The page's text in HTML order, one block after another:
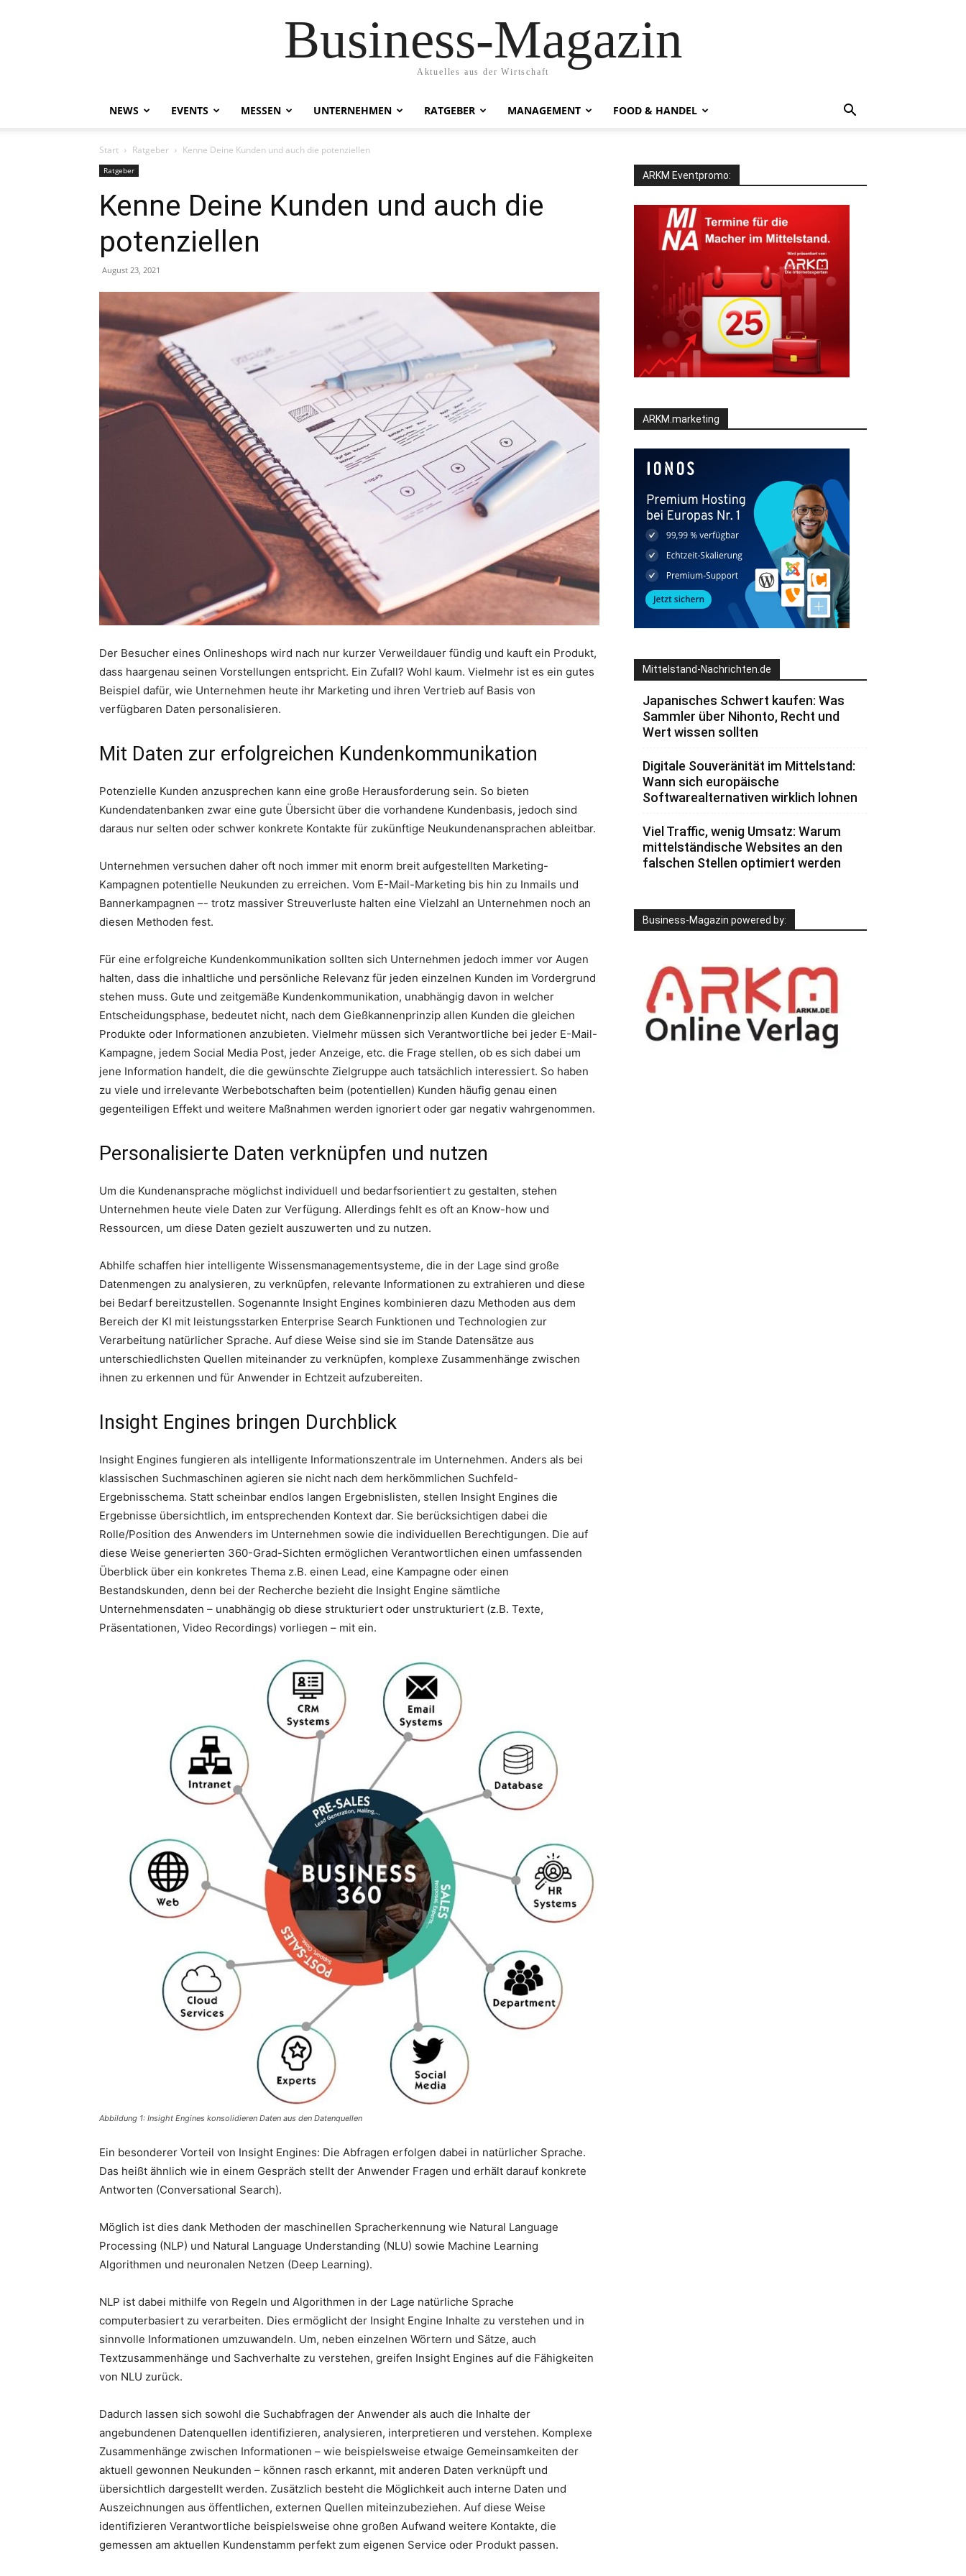
Business-Magazin
Aktuelles aus der Wirtschaft
NEWS EVENTS MESSEN UNTERNEHMEN RATGEBER MANAGEMENT FOOD & HANDEL
Start Ratgeber Kenne Deine Kunden und auch die potenziellen
Ratgeber
Kenne Deine Kunden und auch die
potenziellen
August 23, 2021
Der Besucher eines Onlineshops wird nach nur kurzer Verweildauer fündig und kauft ein Produkt,
dass haargenau seinen Vorstellungen entspricht. Ein Zufall? Wohl kaum. Vielmehr ist es ein gutes
Beispiel dafür, wie Unternehmen heute ihr Marketing und ihren Vertrieb auf Basis von
verfügbaren Daten personalisieren.
Mit Daten zur erfolgreichen Kundenkommunikation
Potenzielle Kunden anzusprechen kann eine große Herausforderung sein. So bieten
Kundendatenbanken zwar eine gute Übersicht über die vorhandene Kundenbasis, jedoch sind
daraus nur selten oder schwer konkrete Kontakte für zukünftige Neukundenansprachen ableitbar.
Unternehmen versuchen daher oft noch immer mit enorm breit aufgestellten Marketing-
Kampagnen potentielle Neukunden zu erreichen. Vom E-Mail-Marketing bis hin zu Inmails und
Bannerkampagnen –- trotz massiver Streuverluste halten eine Vielzahl an Unternehmen noch an
diesen Methoden fest.
Für eine erfolgreiche Kundenkommunikation sollten sich Unternehmen jedoch immer vor Augen
halten, dass die inhaltliche und persönliche Relevanz für jeden einzelnen Kunden im Vordergrund
stehen muss. Gute und zeitgemäße Kundenkommunikation, unabhängig davon in welcher
Entscheidungsphase, bedeutet nicht, nach dem Gießkannenprinzip allen Kunden die gleichen
Produkte oder Informationen anzubieten. Vielmehr müssen sich Verantwortliche bei jeder E-Mail-
Kampagne, jedem Social Media Post, jeder Anzeige, etc. die Frage stellen, ob es sich dabei um
jene Information handelt, die die gewünschte Zielgruppe auch tatsächlich interessiert. So haben
zu viele und irrelevante Werbebotschaften beim (potentiellen) Kunden häufig genau einen
gegenteiligen Effekt und weitere Maßnahmen werden ignoriert oder gar negativ wahrgenommen.
Personalisierte Daten verknüpfen und nutzen
Um die Kundenansprache möglichst individuell und bedarfsorientiert zu gestalten, stehen
Unternehmen heute viele Daten zur Verfügung. Allerdings fehlt es oft an Know-how und
Ressourcen, um diese Daten gezielt auszuwerten und zu nutzen.
Abhilfe schaffen hier intelligente Wissensmanagementsysteme, die in der Lage sind große
Datenmengen zu analysieren, zu verknüpfen, relevante Informationen zu extrahieren und diese
bei Bedarf bereitzustellen. Sogenannte Insight Engines kombinieren dazu Methoden aus dem
Bereich der KI mit leistungsstarken Enterprise Search Funktionen und Technologien zur
Verarbeitung natürlicher Sprache. Auf diese Weise sind sie im Stande Datensätze aus
unterschiedlichsten Quellen miteinander zu verknüpfen, komplexe Zusammenhänge zwischen
ihnen zu erkennen und für Anwender in Echtzeit aufzubereiten.
Insight Engines bringen Durchblick
Insight Engines fungieren als intelligente Informationszentrale im Unternehmen. Anders als bei
klassischen Suchmaschinen agieren sie nicht nach dem herkömmlichen Suchfeld-
Ergebnisschema. Statt scheinbar endlos langen Ergebnislisten, stellen Insight Engines die
Ergebnisse übersichtlich, im entsprechenden Kontext dar. Sie berücksichtigen dabei die
Rolle/Position des Anwenders im Unternehmen sowie die individuellen Berechtigungen. Die auf
diese Weise generierten 360-Grad-Sichten ermöglichen Verantwortlichen einen umfassenden
Überblick über ein konkretes Thema z.B. einen Lead, eine Kampagne oder einen
Bestandskunden, denn bei der Recherche bezieht die Insight Engine sämtliche
Unternehmensdaten – unabhängig ob diese strukturiert oder unstrukturiert (z.B. Texte,
Präsentationen, Video Recordings) vorliegen – mit ein.
Abbildung 1: Insight Engines konsolidieren Daten aus den Datenquellen
Ein besonderer Vorteil von Insight Engines: Die Abfragen erfolgen dabei in natürlicher Sprache.
Das heißt ähnlich wie in einem Gespräch stellt der Anwender Fragen und erhält darauf konkrete
Antworten (Conversational Search).
Möglich ist dies dank Methoden der maschinellen Spracherkennung wie Natural Language
Processing (NLP) und Natural Language Understanding (NLU) sowie Machine Learning
Algorithmen und neuronalen Netzen (Deep Learning).
NLP ist dabei mithilfe von Regeln und Algorithmen in der Lage natürliche Sprache
computerbasiert zu verarbeiten. Dies ermöglicht der Insight Engine Inhalte zu verstehen und in
sinnvolle Informationen umzuwandeln. Um, neben einzelnen Wörtern und Sätze, auch
Textzusammenhänge und Sachverhalte zu verstehen, greifen Insight Engines auf die Fähigkeiten
von NLU zurück.
Dadurch lassen sich sowohl die Suchabfragen der Anwender als auch die Inhalte der
angebundenen Datenquellen identifizieren, analysieren, interpretieren und verstehen. Komplexe
Zusammenhänge zwischen Informationen – wie beispielsweise etwaige Gemeinsamkeiten der
aktuell gewonnen Neukunden – können rasch erkannt, mit anderen Daten verknüpft und
übersichtlich dargestellt werden. Zusätzlich besteht die Möglichkeit auch interne Daten und
Auszeichnungen aus öffentlichen, externen Quellen miteinzubeziehen. Auf diese Weise
identifizieren Verantwortliche beispielsweise ohne großen Aufwand weitere Kontakte, die
gemessen am aktuellen Kundenstamm perfekt zum eigenen Service oder Produkt passen.
ARKM Eventpromo:
ARKM.marketing
Mittelstand-Nachrichten.de
Japanisches Schwert kaufen: Was
Sammler über Nihonto, Recht und
Wert wissen sollten
Digitale Souveränität im Mittelstand:
Wann sich europäische
Softwarealternativen wirklich lohnen
Viel Traffic, wenig Umsatz: Warum
mittelständische Websites an den
falschen Stellen optimiert werden
Business-Magazin powered by: